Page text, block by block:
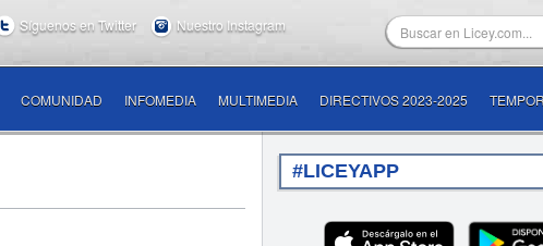
Síguenos en Twitter Nuestro Instagram
COMUNIDAD INFOMEDIA MULTIMEDIA DIRECTIVOS 2023-2025
#LICEYAPP